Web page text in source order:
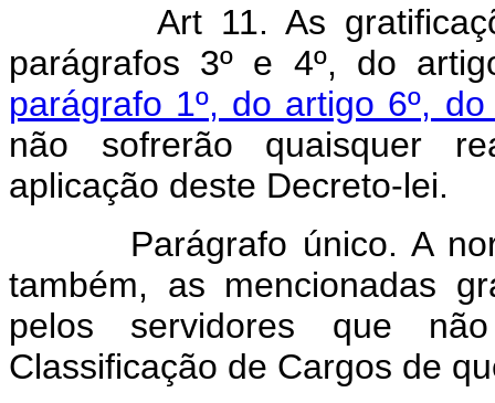
Art 11. As
parágrafos 3º e 4º, do
parágrafo 1º, do artigo 6º,
não sofrerão quaisquer
aplicação deste Decreto-lei.
Parágrafo único. A
também, as mencionadas
pelos servidores que
Classificação de Cargos de